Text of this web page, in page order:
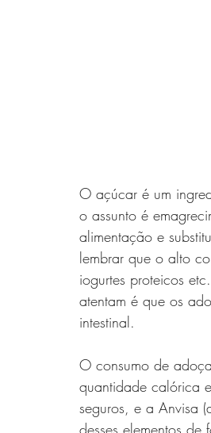
O açúcar é um
o assunto é
alimentação e
lembrar que o alto
iogurtes proteicos
atentam é que os
intestinal.
O consumo de
quantidade calórica
seguros, e a Anvisa
desses elementos